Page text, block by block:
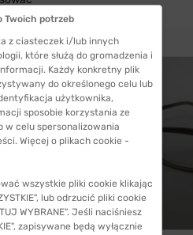
Twoich potrzeb
z ciasteczek i/lub innych
które służą do gromadzenia i
Każdy konkretny plik
do określonego celu lub
użytkownika,
sposobie korzystania ze
w celu spersonalizowania
Więcej o plikach cookie -
wszystkie pliki cookie klikając
lub odrzucić pliki cookie
WYBRANE". Jeśli naciśniesz
zapisywane będą wyłącznie